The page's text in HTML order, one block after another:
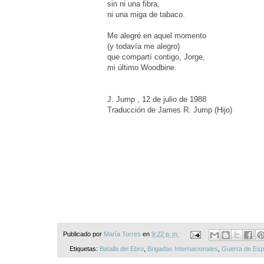
sin ni una fibra,
ni una miga de tabaco.
Me alegré en aquel momento
(y todavía me alegro)
que compartí contigo, Jorge,
mi último Woodbine.
J. Jump , 12 de julio de 1988
Traducción de James R. Jump (Hijo)
Publicado por María Torres en 9:22 p. m.
Etiquetas: Batalla del Ebro, Brigadas Internacionales Guerra de